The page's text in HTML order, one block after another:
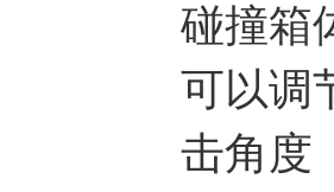
碰撞箱
可以调
击角度